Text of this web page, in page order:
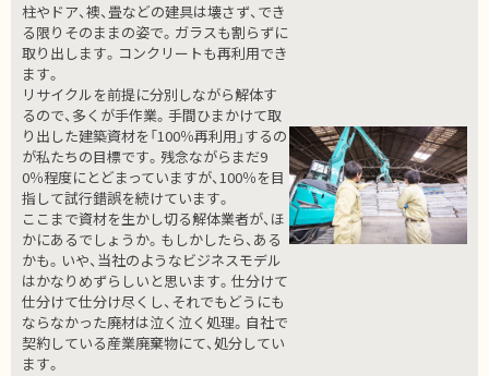
柱やドア、襖、畳などの建具は壊さず、でき
る限りそのままの姿で。ガラスも割らずに
取り出します。コンクリートも再利用でき
ます。
リサイクルを前提に分別しながら解体す
るので、多くが手作業。手間ひまかけて取
り出した建築資材を「100％再利用」するの
が私たちの目標です。残念ながらまだ9
0％程度にとどまっていますが、100％を目
指して試行錯誤を続けています。
ここまで資材を生かし切る解体業者が、ほ
かにあるでしょうか。もしかしたら、ある
かも。いや、当社のようなビジネスモデル
はかなりめずらしいと思います。仕分けて
仕分けて仕分け尽くし、それでもどうにも
ならなかった廃材は泣く泣く処理。自社で
契約している産業廃棄物にて、処分してい
ます。